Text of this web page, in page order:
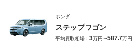
ホンダ
ステップワゴン
平均買取相場： 3万円〜587.7万円